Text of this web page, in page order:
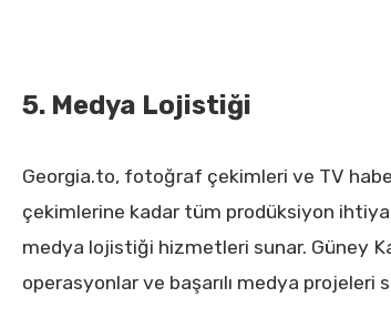
5. Medya Lojistiği
Georgia.to, fotoğraf çekimleri ve TV
çekimlerine kadar tüm prodüksiyon
medya lojistiği hizmetleri sunar. Güney
operasyonlar ve başarılı medya